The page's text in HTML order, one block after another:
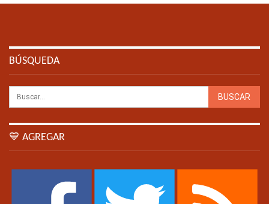
BÚSQUEDA
💙 AGREGAR